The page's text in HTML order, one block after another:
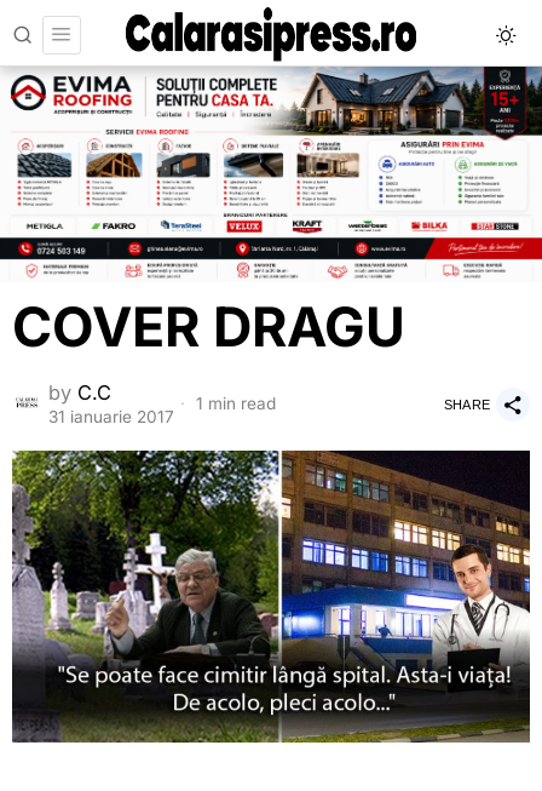
COVER DRAGU
by C.C
31 ianuarie 2017
1 min read SHARE